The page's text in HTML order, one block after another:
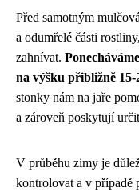
Před samotným
a odumřelé části
zahnívat.
na výšku přibližně
stonky nám na jaře
a zároveň poskytují
V průběhu zimy je
kontrolovat a v případě